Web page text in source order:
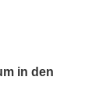
in den